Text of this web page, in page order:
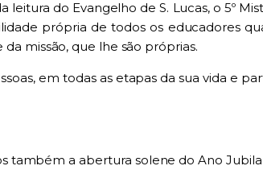
do Evangelho de S. Lucas, o 5º
própria de todos os educadores
missão, que lhe são próprias.
em todas as etapas da sua vida e
também a abertura solene do Ano